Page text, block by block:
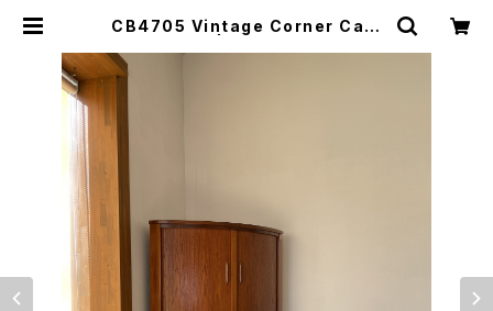
CB4705 Vintage Corner Cabi
にて北欧家具、不動産、事業の再生を